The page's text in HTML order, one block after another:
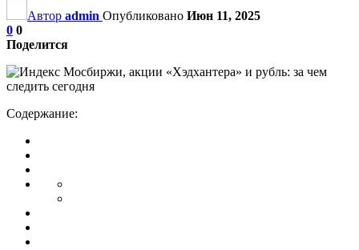
Автор admin Опубликовано Июн 11, 2025
0 0
Поделится
Содержание: